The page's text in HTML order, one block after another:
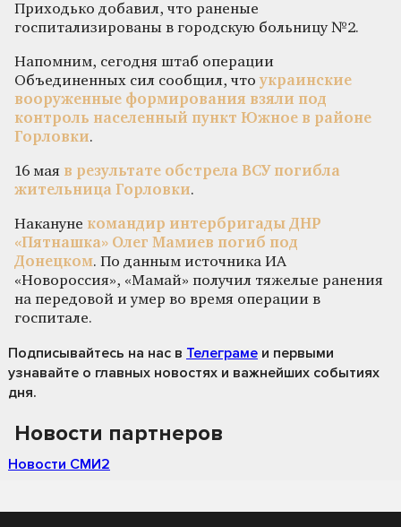
Приходько добавил, что раненые
госпитализированы в городскую больницу №2.
Напомним, сегодня штаб операции
Объединенных сил сообщил, чтоукраинские
вооруженные формирования взяли под
контроль населенный пункт Южное в районе
Горловки.
16 мая в результате обстрела ВСУ погибла
жительница Горловки.
Накануне командир интербригады ДНР
«Пятнашка» Олег Мамиев погиб под
Донецком. По данным источника ИА
«Новороссия», «Мамай» получил тяжелые ранения
на передовой и умер во время операции в
госпитале.
Подписывайтесь на нас в Телеграме и первыми
узнавайте о главных новостях и важнейших событиях
дня.
Новости партнеров
Новости СМИ2